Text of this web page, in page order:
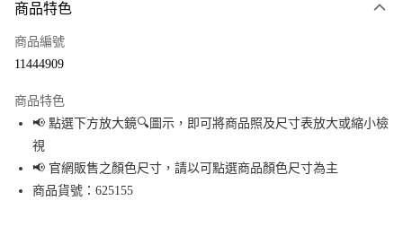
信用卡一次付款
Apple Pay
街口支付
悠遊付
商品特色
商品編號
11444909
商品特色
📢 點選下方放大鏡🔍圖示，即可將商品照及尺寸表放大或縮小檢
視
📢 官網販售之顏色尺寸，請以可點選商品顏色尺寸為主
商品貨號：625155